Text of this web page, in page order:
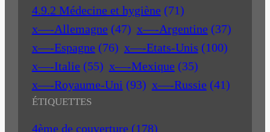
4.9.2 Médecine et hygiène (71)
x—-Allemagne (47) x—-Argentine (37)
x—-Espagne (76) x—-Etats-Unis (100)
x—-Italie (55) x—-Mexique (35)
x—-Royaume-Uni (93) x—-Russie (41)
ÉTIQUETTES
4ème de couverture (178)